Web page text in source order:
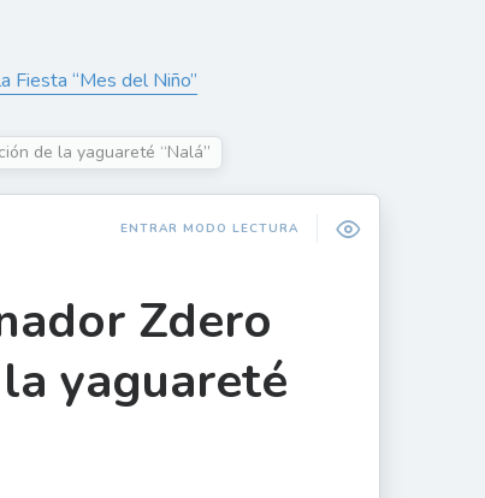
Fiesta “Mes del Niño”
de la yaguareté “Nalá”
ENTRAR MODO LECTURA
Zdero
yaguareté